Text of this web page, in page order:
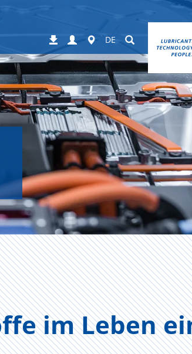
Downloads
LoginWorldwide
DE Suchen
im Leben